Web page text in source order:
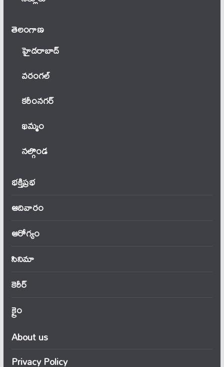
తెలంగాణ‌
హైదరాబాద్
వ‌రంగ‌ల్
కరీంనగర్
ఖ‌మ్మం
నల్గొండ
భక్తిప్రభ
ఆదివారం
ఆరోగ్యం
సినిమా
కెరీర్
క్రైం
About us
Privacy Policy